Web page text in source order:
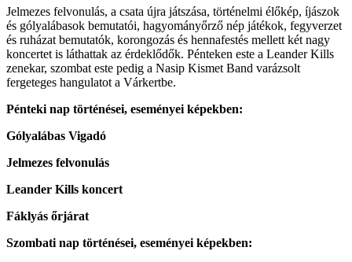
Jelmezes felvonulás, a csata újra játszása, történelmi élőkép, íjászok
és gólyalábasok bemutatói, hagyományőrző nép játékok, fegyverzet
és ruházat bemutatók, korongozás és hennafestés mellett két nagy
koncertet is láthattak az érdeklődők. Pénteken este a Leander Kills
zenekar, szombat este pedig a Nasip Kismet Band varázsolt
fergeteges hangulatot a Várkertbe.
Pénteki nap történései, eseményei képekben:
Gólyalábas Vigadó
Jelmezes felvonulás
Leander Kills koncert
Fáklyás őrjárat
Szombati nap történései, eseményei képekben: